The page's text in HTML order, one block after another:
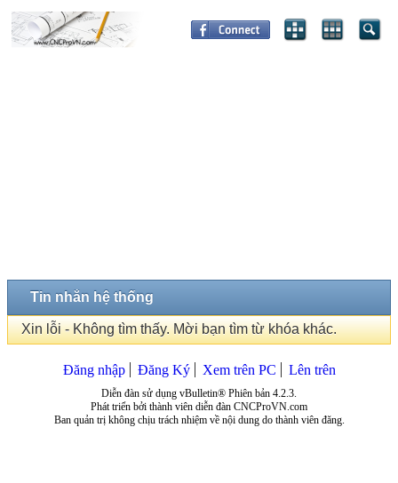
Tin nhắn hệ thống
Xin lỗi - Không tìm thấy. Mời bạn tìm từ khóa khác.
Đăng nhập Đăng Ký Xem trên PC Lên trên
Diễn đàn sử dụng vBulletin® Phiên bản 4.2.3.
Phát triển bởi thành viên diễn đàn CNCProVN.com
Ban quản trị không chịu trách nhiệm về nội dung do thành viên đăng.